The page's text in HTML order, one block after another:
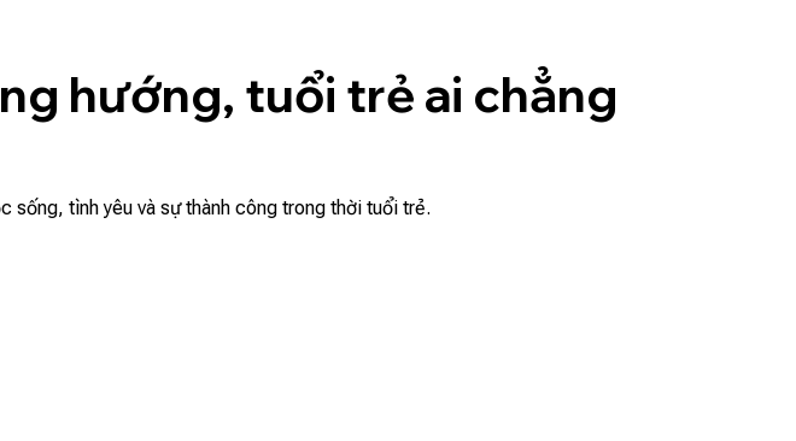
hướng, tuổi trẻ ai chẳng
sống, tình yêu và sự thành công trong thời tuổi trẻ.